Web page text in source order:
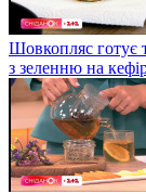
Шовкопляс готує
з зеленню на